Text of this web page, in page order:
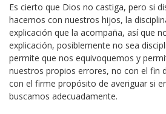
Es cierto que Dios no castiga, pero si
hacemos con nuestros hijos, la
explicación que la acompaña, así que
explicación, posiblemente no sea
permite que nos equivoquemos y
nuestros propios errores, no con el fin
con el firme propósito de averiguar si
buscamos adecuadamente.